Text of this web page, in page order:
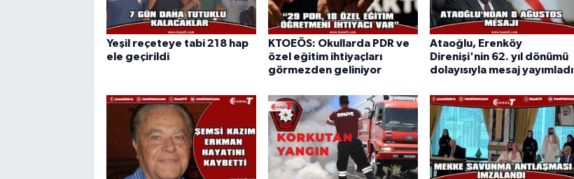
Yeşil reçeteye tabi 218 hap
ele geçirildi
KTOEÖS: Okullarda PDR ve
özel eğitim ihtiyaçları
görmezden geliniyor
Ataoğlu, Erenköy
Direnişi'nin 62. yıl dönümü
dolayısıyla mesaj yayımladı